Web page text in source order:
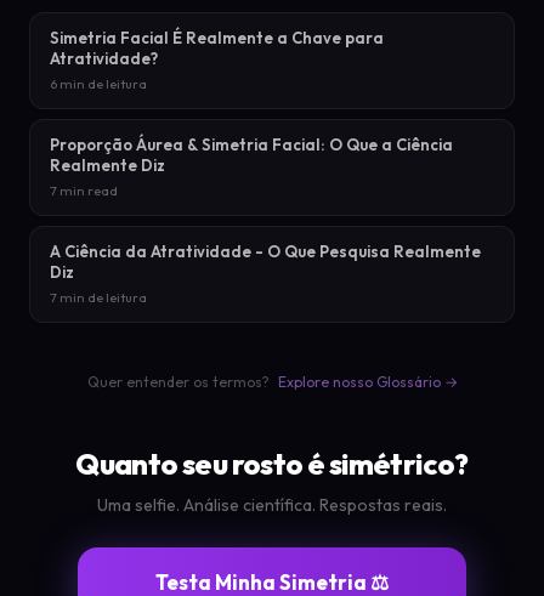
Simetria Facial É Realmente a Chave para
Atratividade?
6 min de leitura
Proporção Áurea & Simetria Facial: O Que a Ciência
Realmente Diz
7 min read
A Ciência da Atratividade - O Que Pesquisa Realmente
Diz
7 min de leitura
Quer entender os termos? Explore nosso Glossário →
Quanto seu rosto é simétrico?
Uma selfie. Análise científica. Respostas reais.
Testa Minha Simetria ⚖️